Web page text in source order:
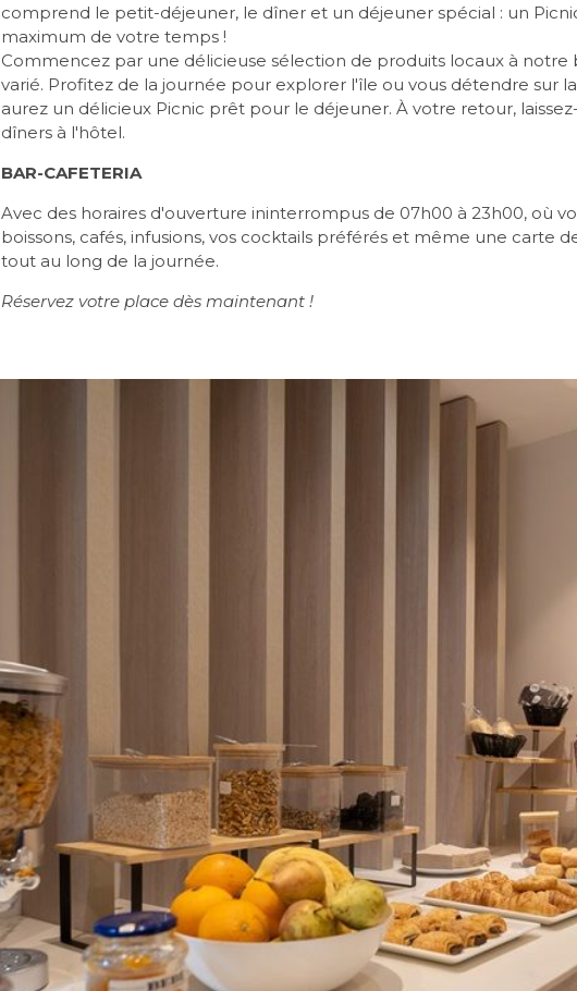
comprend le petit-déjeuner, le dîner et un déjeuner spécial : un
maximum de votre temps !
Commencez par une délicieuse sélection de produits locaux à
varié. Profitez de la journée pour explorer l'île ou vous détendre sur
aurez un délicieux Picnic prêt pour le déjeuner. À votre retour,
dîners à l'hôtel.
BAR-CAFETERIA
Avec des horaires d'ouverture ininterrompus de 07h00 à 23h00, où
boissons, cafés, infusions, vos cocktails préférés et même une carte
tout au long de la journée.
Réservez votre place dès maintenant !